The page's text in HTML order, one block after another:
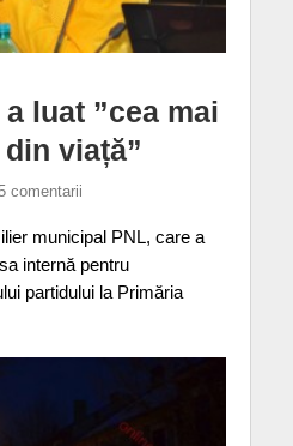
luat ”cea mai
viață”
comentarii
municipal PNL, care a
internă pentru
partidului la Primăria